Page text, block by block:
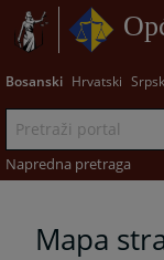
Bosanski Hrvatski
Napredna pretraga
Mapa